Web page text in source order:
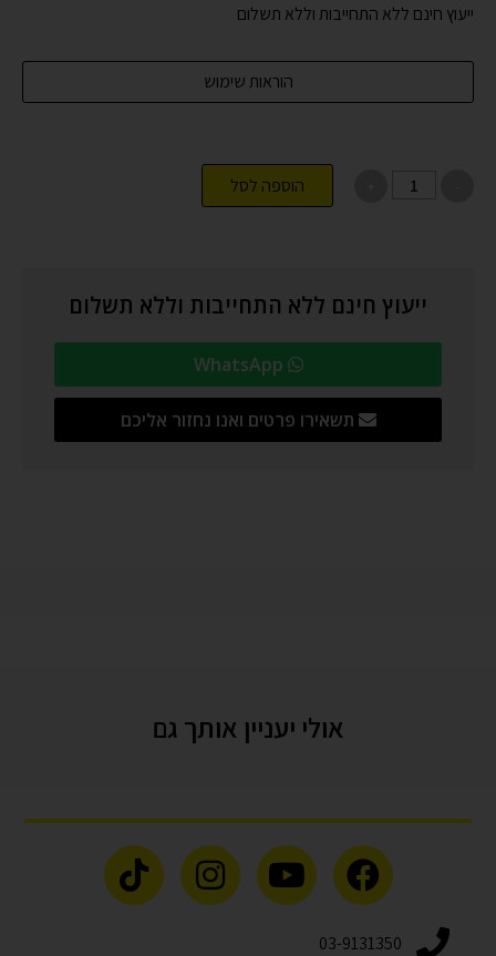
ייעוץ חינם ללא התחייבות וללא תשלום
הוראות שימוש
הוספה לסל
ייעוץ חינם ללא התחייבות וללא תשלום
תשאירו פרטים ואנו נחזור אליכם
אולי יעניין אותך גם
03-9131350